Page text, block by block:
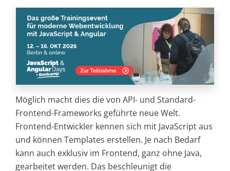
Möglich macht dies die von API- und Standard-
Frontend-Frameworks geführte neue Welt.
Frontend-Entwickler kennen sich mit JavaScript aus
und können Templates erstellen. Je nach Bedarf
kann auch exklusiv im Frontend, ganz ohne Java,
gearbeitet werden. Das beschleunigt die